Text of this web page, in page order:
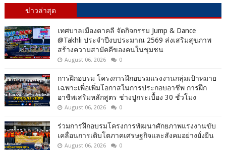
ข่าวล่าสุด
เทศบาลเมืองตาคลี จัดกิจกรรม Jump & Dance
@Takhli ประจำปีงบประมาณ 2569 ส่งเสริมสุขภาพ
สร้างความสามัคคีของคนในชุมชน
August 06, 2026 0
การฝึกอบรม โครงการฝึกอบรมแรงงานกลุ่มเป้าหมาย
เฉพาะเพื่อเพิ่มโอกาสในการประกอบอาชีพ การฝึก
อาชีพเสริมหลักสูตร ช่างปูกระเบื้อง 30 ชั่วโมง
August 06, 2026 0
ร่วมการฝึกอบรมโครงการพัฒนาศักยภาพแรงงานขับ
เคลื่อนการเติบโตภาคเศรษฐกิจและสังคมอย่างยั่งยืน
August 06, 2026 0